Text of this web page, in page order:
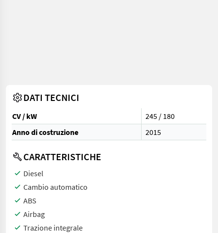
DATI TECNICI
CV / kW
245 / 180
Anno di costruzione
2015
CARATTERISTICHE
Diesel
Cambio automatico
ABS
Airbag
Trazione integrale